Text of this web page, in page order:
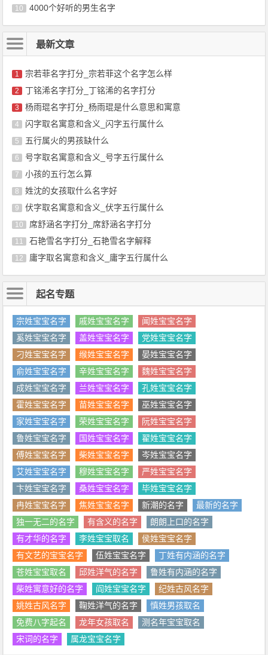
10 4000个好听的男生名字
最新文章
1 宗若菲名字打分_宗若菲这个名字怎么样
2 丁铭浠名字打分_丁铭浠的名字打分
3 杨雨琨名字打分_杨雨琨是什么意思和寓意
4 闪字取名寓意和含义_闪字五行属什么
5 五行属火的男孩缺什么
6 号字取名寓意和含义_号字五行属什么
7 小孩的五行怎么算
8 姓沈的女孩取什么名字好
9 伏字取名寓意和含义_伏字五行属什么
10 席舒涵名字打分_席舒涵名字打分
11 石艳雪名字打分_石艳雪名字解释
12 庸字取名寓意和含义_庸字五行属什么
起名专题
宗姓宝宝名字 戚姓宝宝名字
闻姓宝宝名字
奚姓宝宝名字
盖姓宝宝名字
党姓宝宝名字
刁姓宝宝名字
缑姓宝宝名字
晏姓宝宝名字
俞姓宝宝名字
辛姓宝宝名字
魏姓宝宝名字
成姓宝宝名字
兰姓宝宝名字
孔姓宝宝名字
霍姓宝宝名字
苗姓宝宝名字
巫姓宝宝名字
家姓宝宝名字
荣姓宝宝名字
阮姓宝宝名字
鲁姓宝宝名字
国姓宝宝名字
翟姓宝宝名字
傅姓宝宝名字
柴姓宝宝名字
岑姓宝宝名字
艾姓宝宝名字
穆姓宝宝名字
严姓宝宝名字
卞姓宝宝名字
桑姓宝宝名字
毕姓宝宝名字
冉姓宝宝名字
焦姓宝宝名字 新潮的名字
最新的名字
独一无二的名字
有含义的名字
朗朗上口的名字
有才华的名字
李姓宝宝取名
侯姓宝宝名字
有文艺的宝宝名字
伍姓宝宝名字
丁姓有内涵的名字
苍姓宝宝取名
邱姓洋气的名字
鲁姓有内涵的名字
柴姓寓意好的名字
阎姓宝宝名字
纪姓古风名字
姚姓古风名字
鞠姓洋气的名字
慎姓男孩取名
免费八字起名
龙年女孩取名
测名年宝宝取名
宋词的名字
属龙宝宝名字